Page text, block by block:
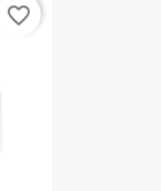
favorite_border